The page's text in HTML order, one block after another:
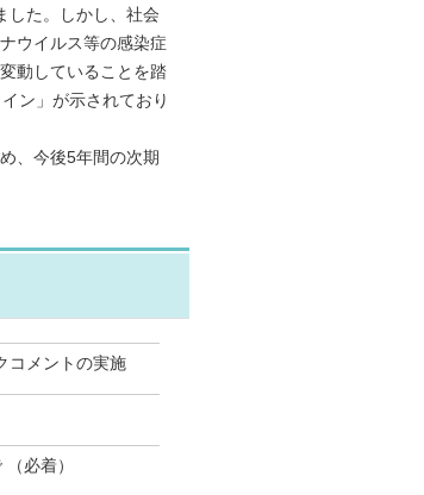
した。しかし、社会
ウイルス等の感染症
動していることを踏
ン」が示されており
、今後5年間の次期
コメントの実施
必着）